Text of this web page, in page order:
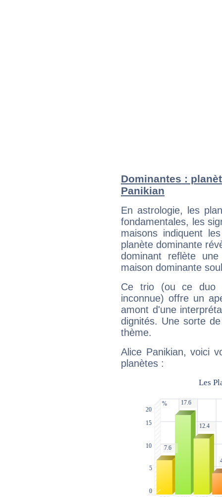
Dominantes :
Panikian
En astrologie, les
fondamentales, les
maisons indiquent
planète dominante
dominant reflète
maison dominante
Ce trio (ou ce duo
inconnue) offre un
amont d'une
dignités. Une sorte
thème.
Alice Panikian, voici
planètes :